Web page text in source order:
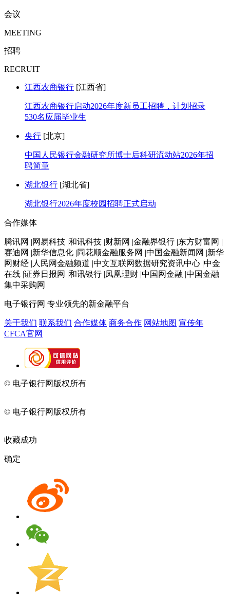
会议
MEETING
招聘
RECRUIT
江西农商银行 [江西省]
江西农商银行启动2026年度新员工招聘，计划招录
530名应届毕业生
央行 [北京]
中国人民银行金融研究所博士后科研流动站2026年招
聘简章
湖北银行 [湖北省]
湖北银行2026年度校园招聘正式启动
合作媒体
腾讯网 |网易科技 |和讯科技 |财新网 |金融界银行 |东方财富网 |
赛迪网 |新华信息化 |同花顺金融服务网 |中国金融新闻网 |新华
网财经 |人民网金融频道 |中文互联网数据研究资讯中心 |中金
在线 |证券日报网 |和讯银行 |凤凰理财 |中国网金融 |中国金融
集中采购网
电子银行网 专业领先的新金融平台
关于我们 联系我们 合作媒体 商务合作 网站地图 宣传年
CFCA官网
© 电子银行网版权所有
© 电子银行网版权所有
收藏成功
确定